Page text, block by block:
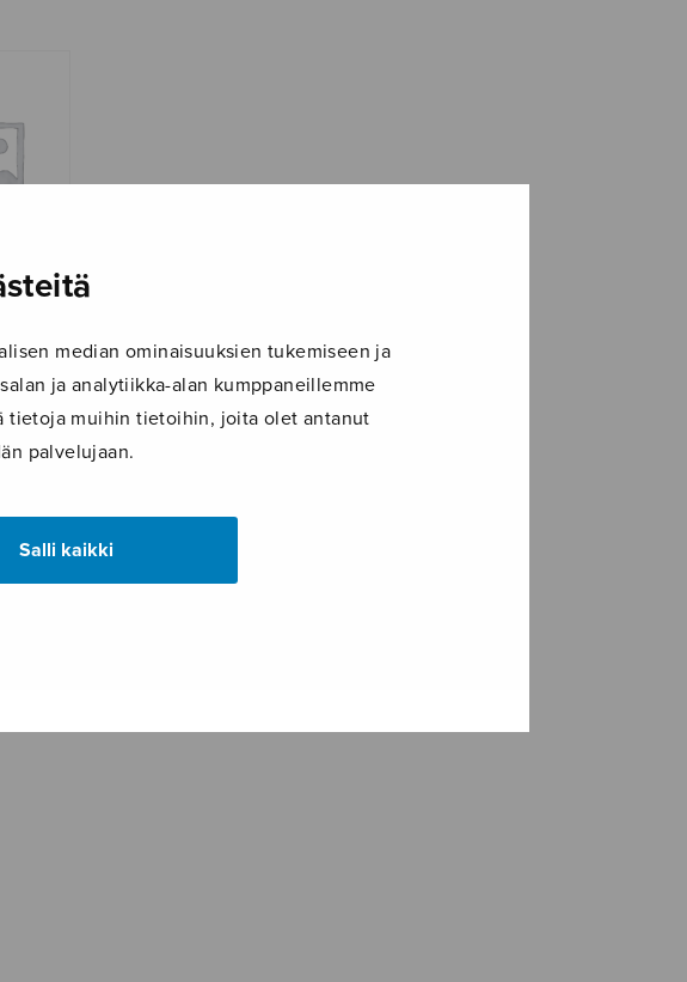
median ominaisuuksien tukemiseen ja
ja analytiikka-alan kumppaneillemme
tietoja muihin tietoihin, joita olet antanut
palvelujaan.
Salli kaikki